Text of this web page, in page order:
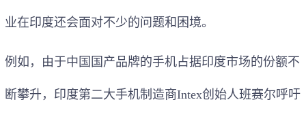
业在印度还会面对不少的问题和困境。
例如，由于中国国产品牌的手机占据印度市场的份额不
断攀升，印度第二大手机制造商Intex创始人班赛尔呼吁